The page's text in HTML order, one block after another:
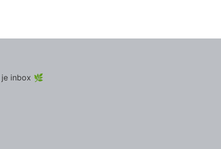
je inbox 🌿